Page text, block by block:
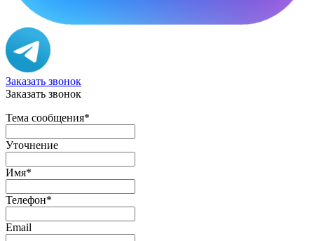
Заказать звонок
Заказать звонок
Тема сообщения*
Уточнение
Имя*
Телефон*
Email